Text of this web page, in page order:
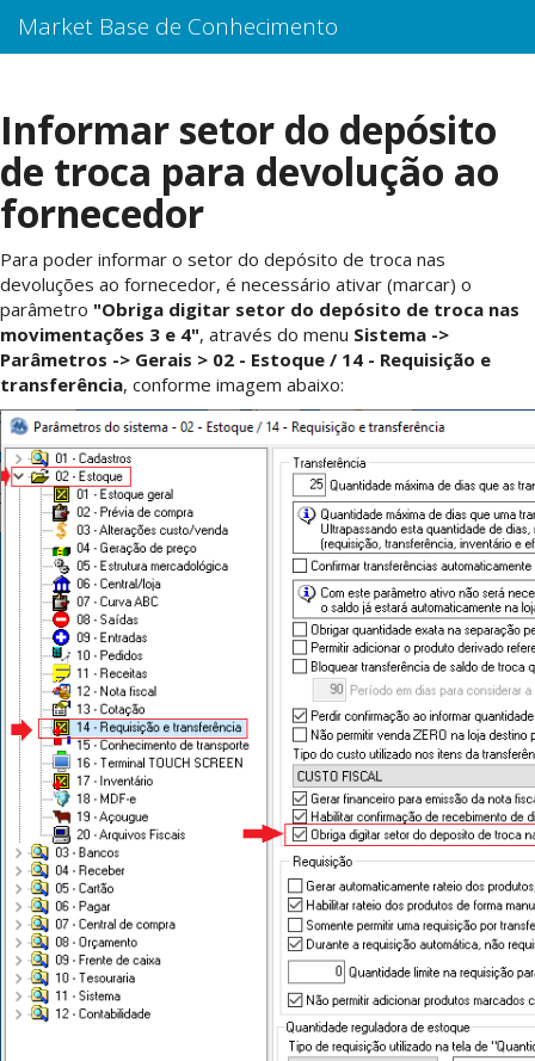
Market Base de Conhecimento
Informar setor do depósito
de troca para devolução ao
fornecedor
Para poder informar o setor do depósito de troca nas
devoluções ao fornecedor, é necessário ativar (marcar) o
parâmetro "Obriga digitar setor do depósito de troca nas
movimentações 3 e 4", através do menu Sistema ->
Parâmetros -> Gerais > 02 - Estoque / 14 - Requisição e
transferência, conforme imagem abaixo: